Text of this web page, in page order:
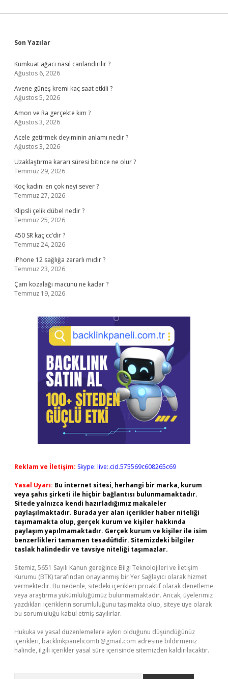
Sidebar
Son Yazılar
Kumkuat ağacı nasıl canlandırılır ?
Ağustos 6, 2026
Avene güneş kremi kaç saat etkili ?
Ağustos 5, 2026
Amon ve Ra gerçekte kim ?
Ağustos 3, 2026
Acele getirmek deyiminin anlamı nedir ?
Ağustos 3, 2026
Uzaklaştırma kararı süresi bitince ne olur ?
Temmuz 29, 2026
Koç kadını en çok neyi sever ?
Temmuz 27, 2026
Klipsli çelik dübel nedir ?
Temmuz 25, 2026
450 SR kaç cc’dir ?
Temmuz 24, 2026
iPhone 12 sağlığa zararlı mıdır ?
Temmuz 23, 2026
Çam kozalağı macunu ne kadar ?
Temmuz 19, 2026
Reklam ve İletişim: Skype: live:.cid.575569c608265c69
Yasal Uyarı: Bu internet sitesi, herhangi bir marka, kurum
veya şahıs şirketi ile hiçbir bağlantısı bulunmamaktadır.
Sitede yalnızca kendi hazırladığımız makaleler
paylaşılmaktadır. Burada yer alan içerikler haber niteliği
taşımamakta olup, gerçek kurum ve kişiler hakkında
paylaşım yapılmamaktadır. Gerçek kurum ve kişiler ile isim
benzerlikleri tamamen tesadüfidir. Sitemizdeki bilgiler
taslak halindedir ve tavsiye niteliği taşımazlar.
Sitemiz, 5651 Sayılı Kanun gereğince Bilgi Teknolojileri ve İletişim
Kurumu (BTK) tarafından onaylanmış bir Yer Sağlayıcı olarak hizmet
vermektedir. Bu nedenle, sitedeki içerikleri proaktif olarak denetleme
veya araştırma yükümlülüğümüz bulunmamaktadır. Ancak, üyelerimiz
yazdıkları içeriklerin sorumluluğunu taşımakta olup, siteye üye olarak
bu sorumluluğu kabul etmiş sayılırlar.
Hukuka ve yasal düzenlemelere aykırı olduğunu düşündüğünüz
içerikleri, backlinkpanelicomtr@gmail.com adresine bildirmeniz
halinde, ilgili içerikler yasal süre içerisinde sitemizden kaldırılacaktır.